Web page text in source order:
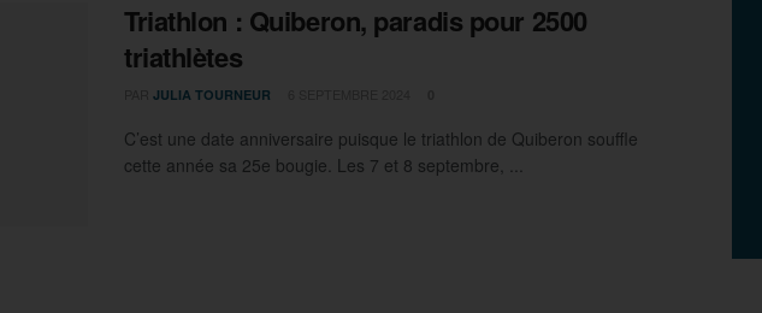
Triathlon : Quiberon, paradis pour 2500
triathlètes
JULIA TOURNEUR
C’est une date anniversaire puisque le triathlon de Quiberon souffle
cette année sa 25e bougie. Les 7 et 8 septembre, ...